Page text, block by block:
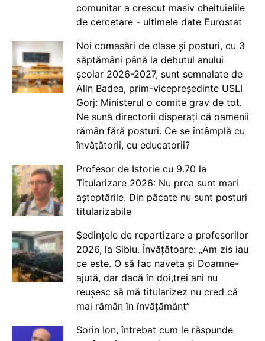
comunitar a crescut masiv cheltuielile
de cercetare - ultimele date Eurostat
Noi comasări de clase și posturi, cu 3
săptămâni până la debutul anului
școlar 2026-2027, sunt semnalate de
Alin Badea, prim-vicepreședinte USLI
Gorj: Ministerul o comite grav de tot.
Ne sună directorii disperați că oamenii
rămân fără posturi. Ce se întâmplă cu
învățătorii, cu educatorii?
Profesor de Istorie cu 9.70 la
Titularizare 2026: Nu prea sunt mari
așteptările. Din păcate nu sunt posturi
titularizabile
Ședințele de repartizare a profesorilor
2026, la Sibiu. Învățătoare: „Am zis iau
ce este. O să fac naveta și Doamne-
ajută, dar dacă în doi,trei ani nu
reușesc să mă titularizez nu cred că
mai rămân în învățământ”
Sorin Ion, întrebat cum le răspunde